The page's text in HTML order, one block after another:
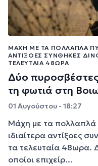
ΜΆΧΗ ΜΕ ΤΑ ΠΟΛΛΑΠΛΆ
ΑΝΤΊΞΟΕΣ ΣΥΝΘΉΚΕΣ
ΤΕΛΕΥΤΑΊΑ 48ΩΡΑ
Δύο
τη φωτιά στη
01 Αυγούστου - 18:27
Μάχη με τα πολλαπλά
ιδιαίτερα αντίξοες
τα τελευταία 48ωρα.
οποίοι επιχείρ...